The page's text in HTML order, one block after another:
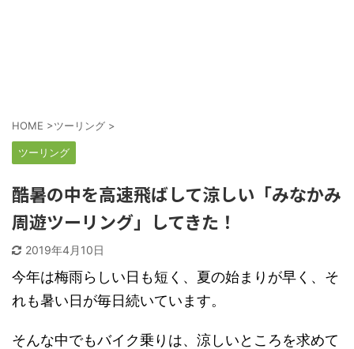
HOME >ツーリング >
ツーリング
酷暑の中を高速飛ばして涼しい「みなかみ
周遊ツーリング」してきた！
2019年4月10日
今年は梅雨らしい日も短く、夏の始まりが早く、そ
れも暑い日が毎日続いています。
そんな中でもバイク乗りは、涼しいところを求めて